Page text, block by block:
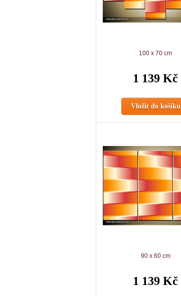
100 x 70 cm
1 139 Kč
Vložit do košíku
90 x 60 cm
1 139 Kč